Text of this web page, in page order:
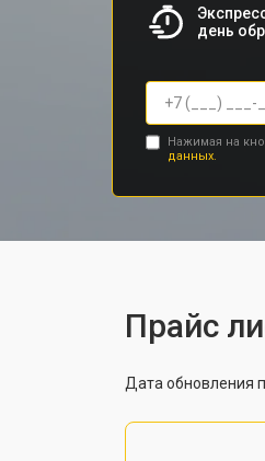
день
Нажимая на
данных.
Прайс
Дата обновления